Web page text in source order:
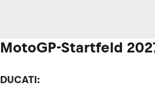
MotoGP-Startfeld
DUCATI: